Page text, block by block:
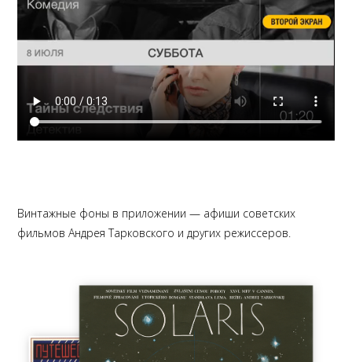
Винтажные фоны в приложении — афиши советских
фильмов Андрея Тарковского и других режиссеров.